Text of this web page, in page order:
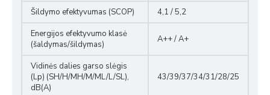
Šildymo efektyvumas (SCOP)
4,1 / 5,2
Energijos efektyvumo klasė
(šaldymas/šildymas)
A++ / A+
Vidinės dalies garso slėgis
(Lp) (SH/H/MH/M/ML/L/SL),
dB(A)
43/39/37/34/31/28/25